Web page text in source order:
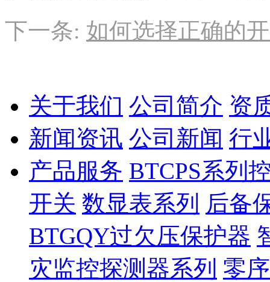
下一条: 如何选择正确的
关于我们 公司简介 资
新闻资讯 公司新闻 行
产品服务 BTCPS系列
开关 数显表系列 后备
BTGQY过欠压保护器
灾监控探测器系列 零